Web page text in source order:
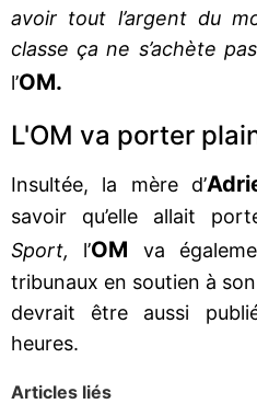
avoir tout l’argent du
classe ça ne s’achète pas
l’OM.
L'OM va porter
Insultée, la mère d’
savoir qu’elle allait
Sport, l’OM va
tribunaux en soutien à
devrait être aussi
heures.
Articles liés